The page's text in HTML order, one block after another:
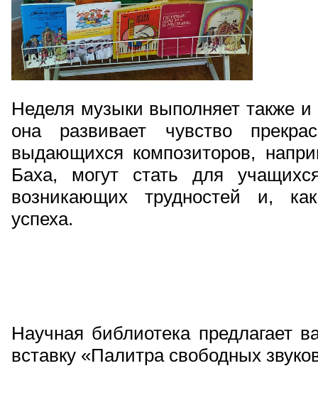
Неделя музыки выполняет также
она развивает чувство
выдающихся композиторов,
Баха, могут стать для
возникающих трудностей и,
успеха.
Научная библиотека предлагает
вставку «Палитра свободных